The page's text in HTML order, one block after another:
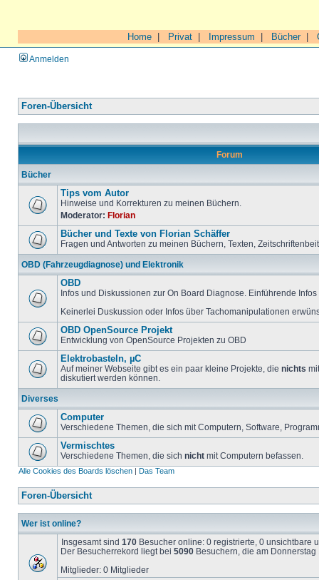
Home Privat Impressum Bücher|
Anmelden
Foren-Übersicht
Forum
Bücher
Tips vom Autor
Hinweise und Korrekturen zu meinen Büchern.
Moderator: Florian
Bücher und Texte von Florian Schäffer
Fragen und Antworten zu meinen Büchern, Texten,
OBD (Fahrzeugdiagnose) und Elektronik
OBD
Infos und Diskussionen zur On Board Diagnose. Einführende
Keinerlei Duskussion oder Infos über Tachomanipulationen
OBD OpenSource Projekt
Entwicklung von OpenSource Projekten zu OBD
Elektrobasteln, µC
Auf meiner Webseite gibt es ein paar kleine Projekte, die nichts
diskutiert werden können.
Diverses
Computer
Verschiedene Themen, die sich mit Computern, Software,
Vermischtes
Verschiedene Themen, die sich nicht mit Computern befassen.
Alle Cookies des Boards löschen | Das Team
Foren-Übersicht
Wer ist online?
Insgesamt sind 170 Besucher online: 0 registrierte, 0 unsichtbare
Der Besucherrekord liegt bei 5090 Besuchern, die am
Mitglieder: 0 Mitglieder